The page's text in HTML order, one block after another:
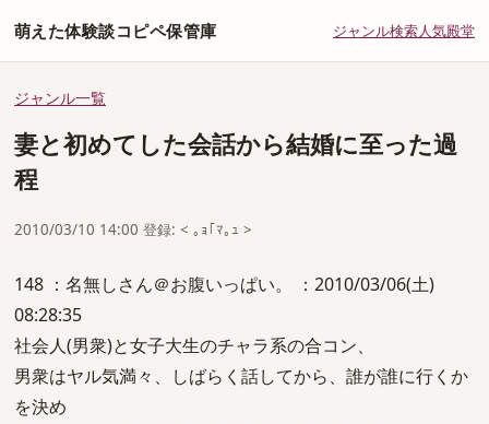
萌えた体験談コピペ保管庫 ジャンル検索人気殿堂
ジャンル一覧
妻と初めてした会話から結婚に至った過
程
2010/03/10 14:00 登録: < ｡ｮ｢ﾏ｡ｭ >
148 ：名無しさん＠お腹いっぱい。 ：2010/03/06(土)
08:28:35
社会人(男衆)と女子大生のチャラ系の合コン、
男衆はヤル気満々、しばらく話してから、誰が誰に行くか
を決め